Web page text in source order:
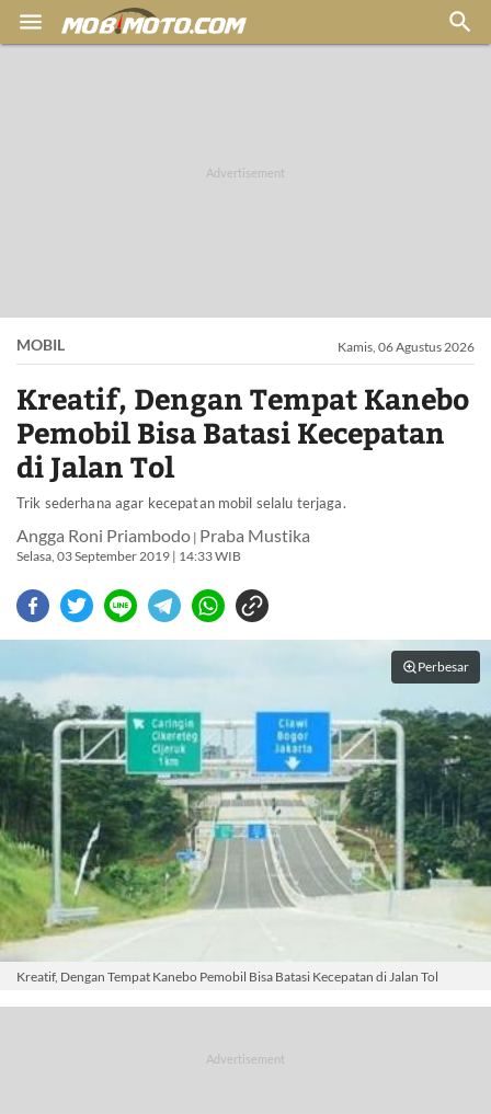
 
MOBIL Kamis, 06 Agustus 2026
Kreatif, Dengan Tempat Kanebo
Pemobil Bisa Batasi Kecepatan
di Jalan Tol
Trik sederhana agar kecepatan mobil selalu terjaga.
Angga Roni Priambodo | Praba Mustika
Selasa, 03 September 2019 | 14:33 WIB
Perbesar
Kreatif, Dengan Tempat Kanebo Pemobil Bisa Batasi Kecepatan di Jalan Tol